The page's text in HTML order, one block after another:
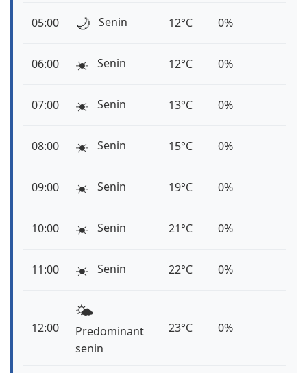
05:00 🌙 Senin 12°C 0%
06:00 ☀️ Senin 12°C 0%
07:00 ☀️ Senin 13°C 0%
08:00 ☀️ Senin 15°C 0%
09:00 ☀️ Senin 19°C 0%
10:00 ☀️ Senin 21°C 0%
11:00 ☀️ Senin 22°C 0%
12:00
🌤️
Predominant
senin
23°C 0%